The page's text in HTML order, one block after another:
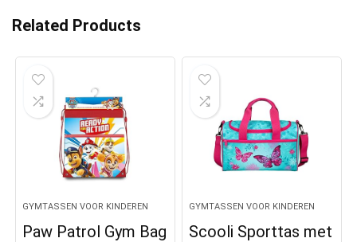
Related Products
GYMTASSEN VOOR KINDEREN
Paw Patrol Gym Bag
GYMTASSEN VOOR KINDEREN
Scooli Sporttas met